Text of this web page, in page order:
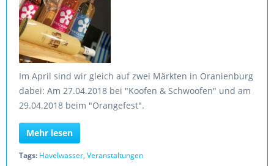
Im April sind wir gleich auf zwei Märkten in Oranienburg
dabei: Am 27.04.2018 bei "Koofen & Schwoofen" und am
29.04.2018 beim "Orangefest".
Mehr lesen
Tags: Havelwasser, Veranstaltungen